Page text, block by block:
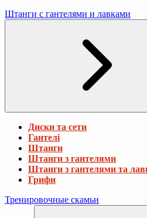
Штанги с гантелями и лавками
Диски та сети
Гантелі
Штанги
Штанги з гантелями
Штанги з гантелями та
Грифи
Тренировочные скамьи